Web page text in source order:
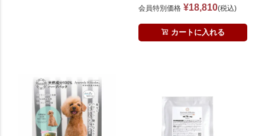
会員特別価格 ¥18,810 税込
カートに入れる